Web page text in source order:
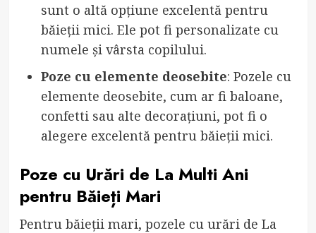
sunt o altă opțiune excelentă pentru
băieții mici. Ele pot fi personalizate cu
numele și vârsta copilului.
Poze cu elemente deosebite: Pozele cu
elemente deosebite, cum ar fi baloane,
confetti sau alte decorațiuni, pot fi o
alegere excelentă pentru băieții mici.
Poze cu Urări de La Multi Ani
pentru Băieți Mari
Pentru băieții mari, pozele cu urări de La